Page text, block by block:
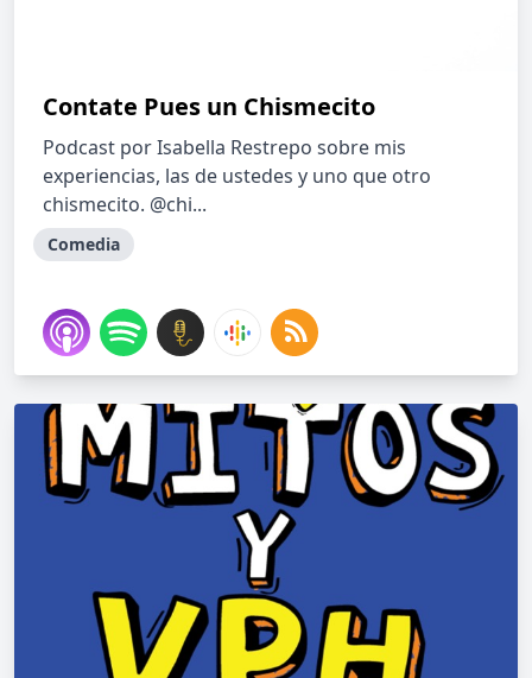
Contate Pues un Chismecito
Podcast por Isabella Restrepo sobre mis
experiencias, las de ustedes y uno que otro
chismecito. @chi...
Comedia